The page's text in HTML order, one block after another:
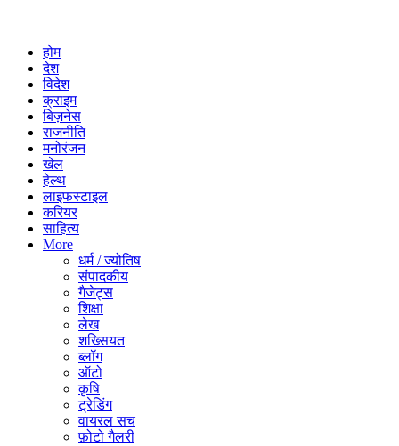
होम
देश
विदेश
क्राइम
बिज़नेस
राजनीति
मनोरंजन
खेल
हेल्थ
लाइफस्टाइल
करियर
साहित्य
More
धर्म / ज्योतिष
संपादकीय
गैजेट्स
शिक्षा
लेख
शख्सियत
ब्लॉग
ऑटो
कृषि
ट्रेडिंग
वायरल सच
फ़ोटो गैलरी